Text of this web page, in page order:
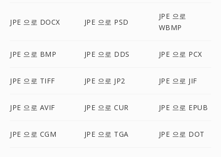
JPE 으로 DOCX JPE 으로 PSD
JPE 으로
WBMP
JPE 으로 BMP JPE 으로 DDS JPE 으로 PCX
JPE 으로 TIFF JPE 으로 JP2 JPE 으로 JIF
JPE 으로 AVIF JPE 으로 CUR JPE 으로 EPUB
JPE 으로 CGM JPE 으로 TGA JPE 으로 DOT